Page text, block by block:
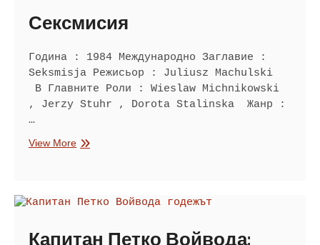
Сексмисия
Година : 1984 Международно Заглавие :
Seksmisja Режисьор : Juliusz Machulski
В Главните Роли : Wieslaw Michnikowski
, Jerzy Stuhr , Dorota Stalinska Жанр :
…
View MoreСексмисия